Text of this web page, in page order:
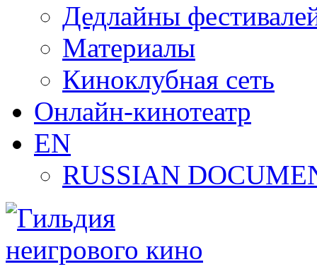
Дедлайны
Материалы
Киноклубная сеть
Онлайн-кинотеатр
EN
RUSSIAN